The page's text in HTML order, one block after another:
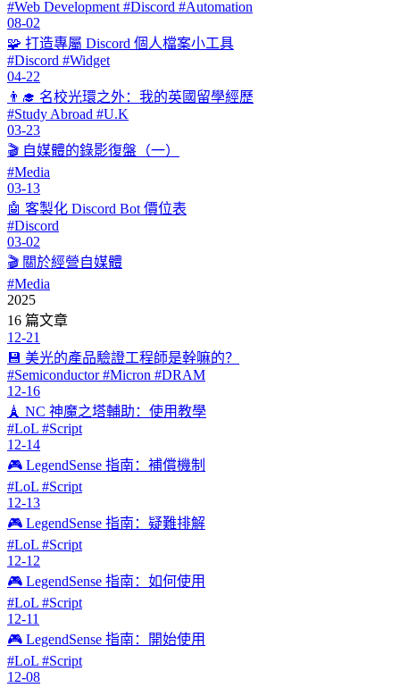
#Web Development #Discord #Automation
08-02
🧩 打造專屬 Discord 個人檔案小工具
#Discord #Widget
04-22
👨‍🎓 名校光環之外：我的英國留學經歷
#Study Abroad #U.K
03-23
🎬 自媒體的錄影復盤（一）
#Media
03-13
🤖 客製化 Discord Bot 價位表
#Discord
03-02
🎬 關於經營自媒體
#Media
2025
16 篇文章
12-21
💾 美光的產品驗證工程師是幹嘛的？
#Semiconductor #Micron #DRAM
12-16
🗼 NC 神魔之塔輔助：使用教學
#LoL #Script
12-14
🎮 LegendSense 指南：補償機制
#LoL #Script
12-13
🎮 LegendSense 指南：疑難排解
#LoL #Script
12-12
🎮 LegendSense 指南：如何使用
#LoL #Script
12-11
🎮 LegendSense 指南：開始使用
#LoL #Script
12-08